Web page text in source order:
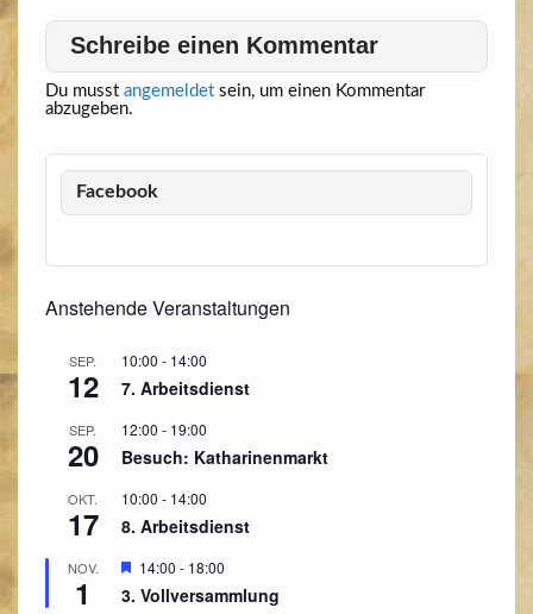
Schreibe einen Kommentar
Du musst angemeldetsein, um einen Kommentar
abzugeben.
Facebook
Anstehende Veranstaltungen
SEP.
12
10:00 - 14:00
7. Arbeitsdienst
SEP.
20
12:00 - 19:00
Besuch: Katharinenmarkt
OKT.
17
10:00 - 14:00
8. Arbeitsdienst
NOV.
1
Hervorgehoben
14:00 - 18:00
3. Vollversammlung